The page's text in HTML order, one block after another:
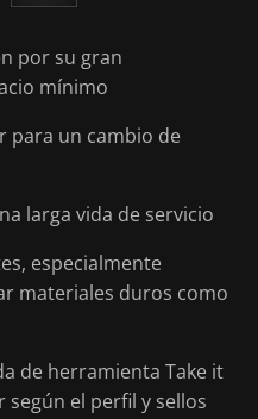
por su gran
mínimo
para un cambio de
larga vida de servicio
especialmente
materiales duros como
de herramienta Take it
según el perfil y sellos